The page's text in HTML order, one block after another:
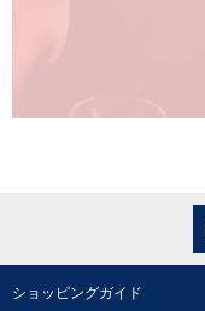
ショッピングガイド